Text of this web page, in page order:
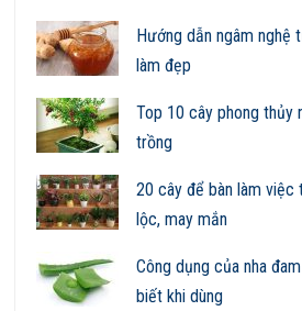
Hướng dẫn ngâm nghệ
làm đẹp
Top 10 cây phong thủy
trồng
20 cây để bàn làm việc
lộc, may mắn
Công dụng của nha
biết khi dùng